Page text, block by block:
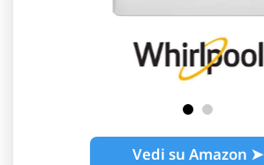
Vedi su Amazon ➤